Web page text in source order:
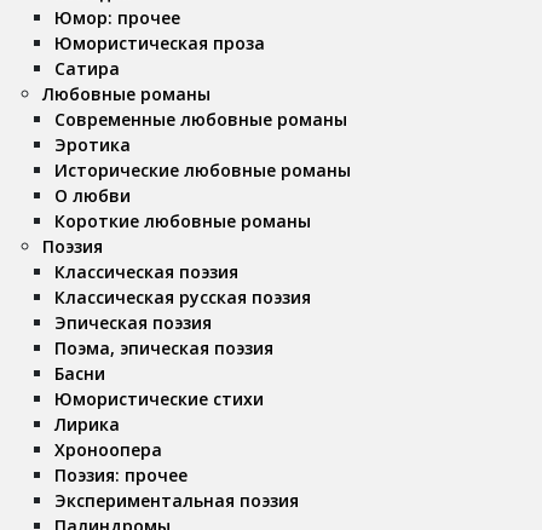
Юмор: прочее
Юмористическая проза
Сатира
Любовные романы
Современные любовные романы
Эротика
Исторические любовные романы
О любви
Короткие любовные романы
Поэзия
Классическая поэзия
Классическая русская поэзия
Эпическая поэзия
Поэма, эпическая поэзия
Басни
Юмористические стихи
Лирика
Хроноопера
Поэзия: прочее
Экспериментальная поэзия